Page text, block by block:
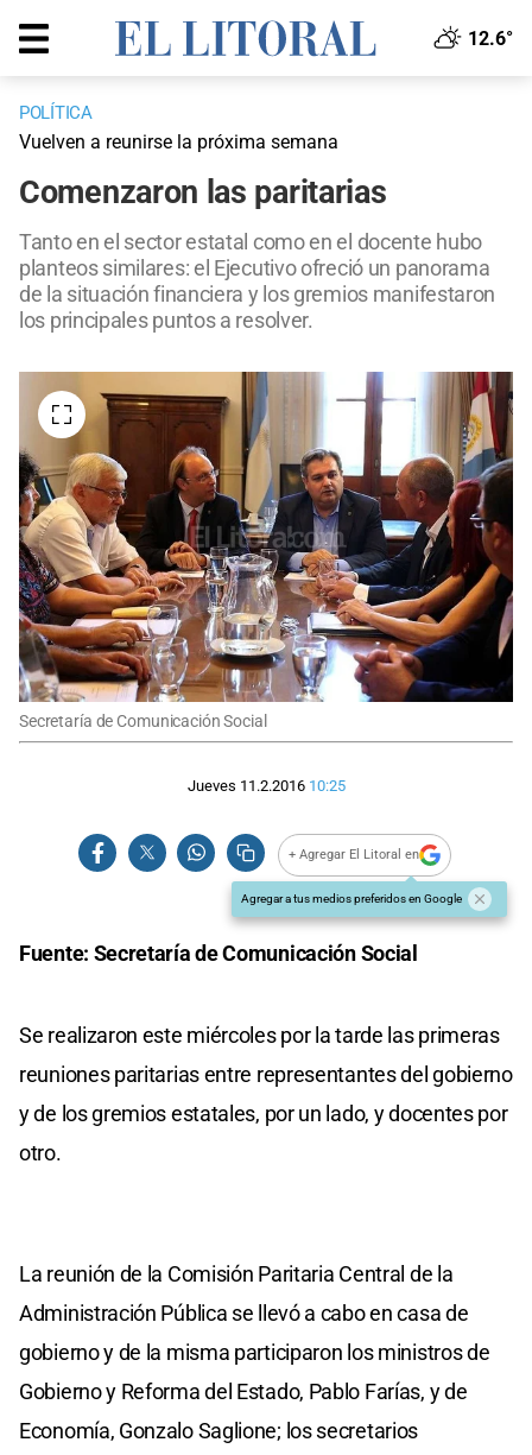
12.6°
POLÍTICA
Vuelven a reunirse la próxima semana
Comenzaron las paritarias
Tanto en el sector estatal como en el docente hubo
planteos similares: el Ejecutivo ofreció un panorama
de la situación financiera y los gremios manifestaron
los principales puntos a resolver.
Secretaría de Comunicación Social
Jueves 11.2.2016 10:25
+ Agregar El Litoral en
Agregar a tus medios preferidos en Google
Fuente: Secretaría de Comunicación Social
Se realizaron este miércoles por la tarde las primeras
reuniones paritarias entre representantes del gobierno
y de los gremios estatales, por un lado, y docentes por
otro.
La reunión de la Comisión Paritaria Central de la
Administración Pública se llevó a cabo en casa de
gobierno y de la misma participaron los ministros de
Gobierno y Reforma del Estado, Pablo Farías, y de
Economía, Gonzalo Saglione; los secretarios